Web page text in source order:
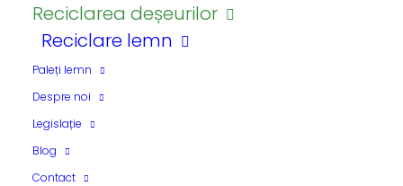
Reciclarea deșeurilor
Reciclare lemn
Paleți lemn
Despre noi
Legislație
Blog
Contact
Acasă
Servicii deșeuri reciclabile
Colectare deșeuri reciclabile
Colectare DEEE
Colectare echipamente IT